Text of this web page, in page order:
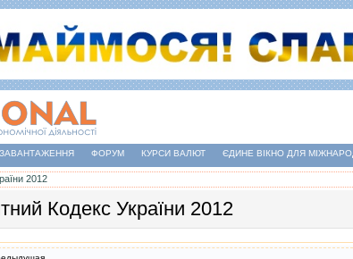
ЗАВАНТАЖЕННЯ ФОРУМ КУРСИ ВАЛЮТ ЄДИНЕ ВІКНО ДЛЯ
2012
Кодекс України 2012